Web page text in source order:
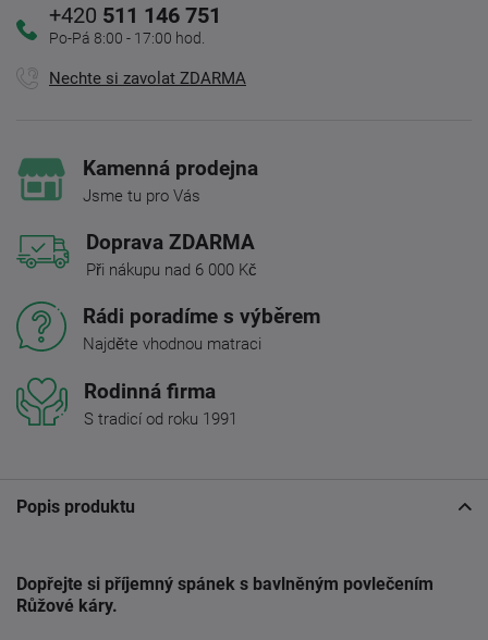
+420 511 146 751
Po-Pá 8:00 - 17:00 hod.
Nechte si zavolat ZDARMA
Kamenná prodejna
Jsme tu pro Vás
Doprava ZDARMA
Při nákupu nad 6 000 Kč
Rádi poradíme s výběrem
Najděte vhodnou matraci
Rodinná firma
S tradicí od roku 1991
Popis produktu
Dopřejte si příjemný spánek s bavlněným povlečením
Růžové káry.